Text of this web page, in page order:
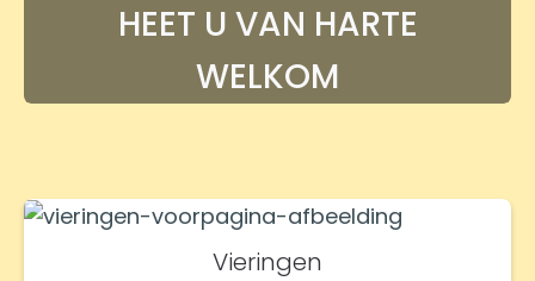
HEET U VAN HARTE
WELKOM
Vieringen